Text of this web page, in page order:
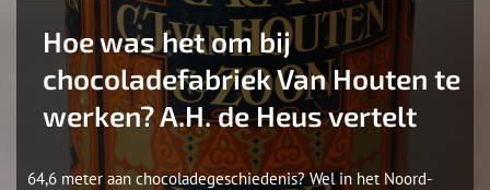
Hoe was het om bij
chocoladefabriek Van Houten te
werken? A.H. de Heus vertelt
64,6 meter aan chocoladegeschiedenis? Wel in het Noord-